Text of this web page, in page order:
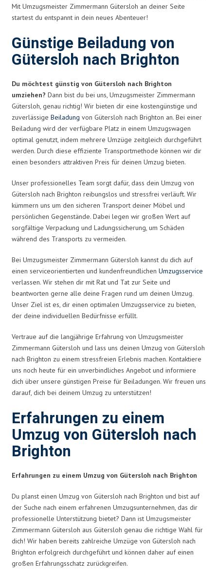
Mit Umzugsmeister Zimmermann Gütersloh an deiner Seite
startest du entspannt in dein neues Abenteuer!
Günstige Beiladung von
Gütersloh nach Brighton
Du möchtest günstig von Gütersloh nach Brighton
umziehen? Dann bist du bei uns, Umzugsmeister Zimmermann
Gütersloh, genau richtig! Wir bieten dir eine kostengünstige und
zuverlässige Beiladung von Gütersloh nach Brighton an. Bei einer
Beiladung wird der verfügbare Platz in einem Umzugswagen
optimal genutzt, indem mehrere Umzüge zeitgleich durchgeführt
werden. Durch diese effiziente Transportmethode können wir dir
einen besonders attraktiven Preis für deinen Umzug bieten.
Unser professionelles Team sorgt dafür, dass dein Umzug von
Gütersloh nach Brighton reibungslos und stressfrei verläuft. Wir
kümmern uns um den sicheren Transport deiner Möbel und
persönlichen Gegenstände. Dabei legen wir großen Wert auf
sorgfältige Verpackung und Ladungssicherung, um Schäden
während des Transports zu vermeiden.
Bei Umzugsmeister Zimmermann Gütersloh kannst du dich auf
einen serviceorientierten und kundenfreundlichen Umzugsservice
verlassen. Wir stehen dir mit Rat und Tat zur Seite und
beantworten gerne alle deine Fragen rund um deinen Umzug.
Unser Ziel ist es, dir einen optimalen Umzugsservice zu bieten,
der deine individuellen Bedürfnisse erfüllt.
Vertraue auf die langjährige Erfahrung von Umzugsmeister
Zimmermann Gütersloh und lass uns deinen Umzug von Gütersloh
nach Brighton zu einem stressfreien Erlebnis machen. Kontaktiere
uns noch heute für ein unverbindliches Angebot und informiere
dich über unsere günstigen Preise für Beiladungen. Wir freuen uns
darauf, dich bei deinem Umzug zu unterstützen!
Erfahrungen zu einem
Umzug von Gütersloh nach
Brighton
Erfahrungen zu einem Umzug von Gütersloh nach Brighton
Du planst einen Umzug von Gütersloh nach Brighton und bist auf
der Suche nach einem erfahrenen Umzugsunternehmen, das dir
professionelle Unterstützung bietet? Dann ist Umzugsmeister
Zimmermann Gütersloh aus Gütersloh genau die richtige Wahl für
dich! Wir haben bereits zahlreiche Umzüge von Gütersloh nach
Brighton erfolgreich durchgeführt und können daher auf einen
großen Erfahrungsschatz zurückgreifen.